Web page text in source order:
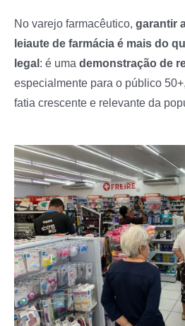
No varejo farmacêutico, garantir
leiaute de farmácia é mais do
legal: é uma demonstração de
especialmente para o público
fatia crescente e relevante da